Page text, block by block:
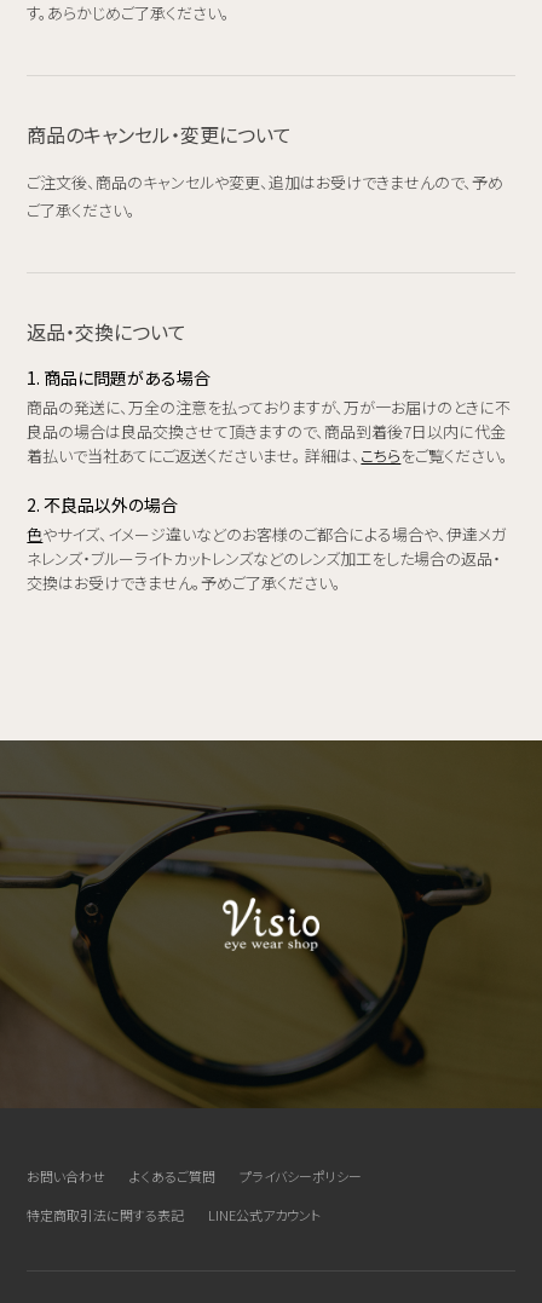
す。あらかじめご了承ください。
商品のキャンセル・変更について
ご注文後、商品のキャンセルや変更、追加はお受けできませんので、予め
ご了承ください。
返品・交換について
1. 商品に問題がある場合
商品の発送に、万全の注意を払っておりますが、万が一お届けのときに不
良品の場合は良品交換させて頂きますので、商品到着後7日以内に代金
着払いで当社あてにご返送くださいませ。 詳細は、 こちらをご覧ください。
2. 不良品以外の場合
色やサイズ、イメージ違いなどのお客様のご都合による場合や、伊達メガ
ネレンズ・ブルーライトカットレンズなどのレンズ加工をした場合の返品・
交換はお受けできません。予めご了承ください。
お問い合わせ よくあるご質問
プライバシーポリシー
特定商取引法に関する表記
LINE公式アカウント